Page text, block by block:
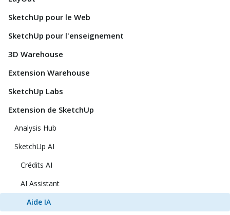
SketchUp pour le Web
SketchUp pour l'enseignement
3D Warehouse
Extension Warehouse
SketchUp Labs
Extension de SketchUp
Analysis Hub
SketchUp AI
Crédits AI
AI Assistant
Aide IA